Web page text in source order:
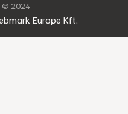
© 2024
Europe Kft.